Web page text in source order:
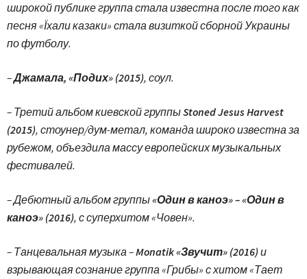
широкой публике группа стала известна после того как
песня «Їхали казаки» стала визиткой сборной Украины
по футболу.
–Джамала, «Подих» (2015), соул.
– Третий альбом киевской группыStoned Jesus Harvest
(2015), стоунер/дум-метал, команда широко известна за
рубежом, объездила массу европейских музыкальных
фестивалей.
– Дебютный альбом группы«Один в каноэ» – «Один в
каноэ» (2016), с суперхитом «Човен».
– Танцевальная музыка –Monatik «Звучит» (2016)и
взрывающая сознание группа «Грибы» с хитом «Тает